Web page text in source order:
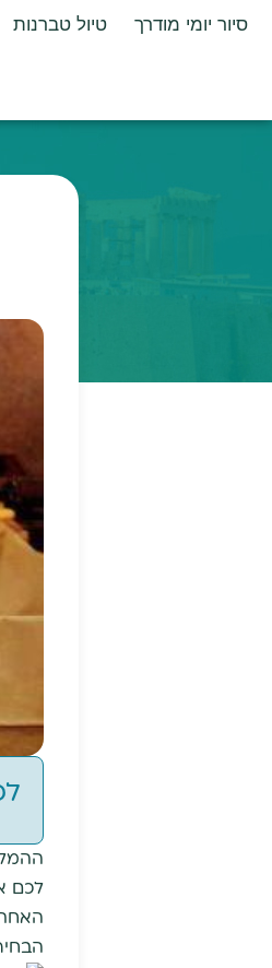
סיור יומי מודרך טיול טברנות
לכם